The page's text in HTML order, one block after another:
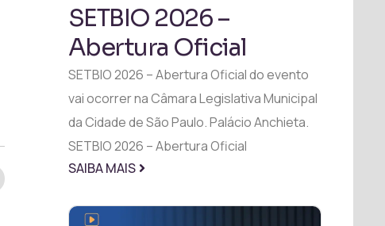
SETBIO 2026 –
Abertura Oficial
SETBIO 2026 – Abertura Oficial do evento
vai ocorrer na Câmara Legislativa Municipal
da Cidade de São Paulo. Palácio Anchieta.
SETBIO 2026 – Abertura Oficial
SAIBA MAIS